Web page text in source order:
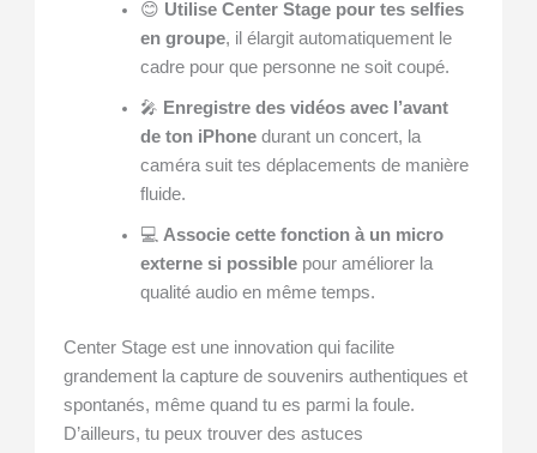
😊 Utilise Center Stage pour tes selfies
en groupe, il élargit automatiquement le
cadre pour que personne ne soit coupé.
🎤 Enregistre des vidéos avec l’avant
de ton iPhonedurant un concert, la
caméra suit tes déplacements de manière
fluide.
💻 Associe cette fonction à un micro
externe si possiblepour améliorer la
qualité audio en même temps.
Center Stage est une innovation qui facilite
grandement la capture de souvenirs authentiques et
spontanés, même quand tu es parmi la foule.
D’ailleurs, tu peux trouver des astuces